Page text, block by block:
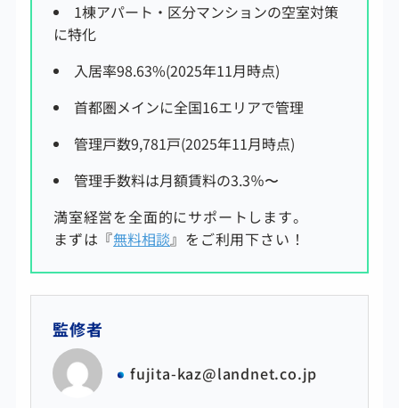
1棟アパート・区分マンションの空室対策
に特化
入居率98.63%(2025年11月時点)
首都圏メインに全国16エリアで管理
管理戸数9,781戸(2025年11月時点)
管理手数料は月額賃料の3.3％〜
満室経営を全面的にサポートします。
まずは『無料相談』をご利用下さい！
監修者
fujita-kaz@landnet.co.jp